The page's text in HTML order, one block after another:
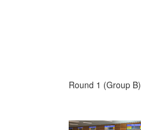
Round 1 (Group B)